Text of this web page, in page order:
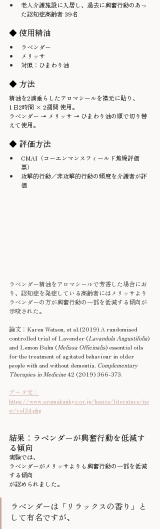
老人介護施設に入居し、過去に興奮行動のあっ
た認知症高齢者 39名
◆ 使用精油
ラベンダー
メリッサ
対照：ひまわり油
◆ 方法
精油を2滴垂らしたアロマシールを襟元に貼り、
1日2時間 × 2週間 使用。
ラベンダー → メリッサ → ひまわり油の順で切り替
えて使用。
◆ 評価方法
CMAI（コーエンマンスフィールド焦燥評価
票）
攻撃的行動／非攻撃的行動の頻度を介護者が評
価
ラベンダー精油をアロマシールで芳香した場合にお
り、認知症を発症している高齢者にはメリッサより
ラベンダーの方が興奮行動の一部を低減する傾向が
示唆された。
論文：Karen Watson, et al.(2019) A randomised
controlled trial of Lavender (Lavandula Angustifolia)
and Lemon Balm (Melissa Officinalis) essential oils
for the treatment of agitated behaviour in older
people with and without dementia. Complementary
Therapies in Medicine 42 (2019) 366-373.
データ元：
https://www.aromakankyo.or.jp/basics/literature/ne
w/vol34.php
結果：ラベンダーが興奮行動を低減す
る傾向
実験では、
ラベンダーがメリッサよりも興奮行動の一部を低減
する傾向
が認められました。
ラベンダーは「リラックスの香り」と
して有名ですが、